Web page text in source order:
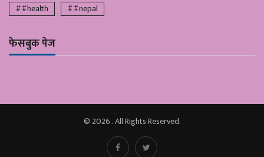
##health
##nepal
फेसबुक पेज
© 2026 . All Rights Reserved.